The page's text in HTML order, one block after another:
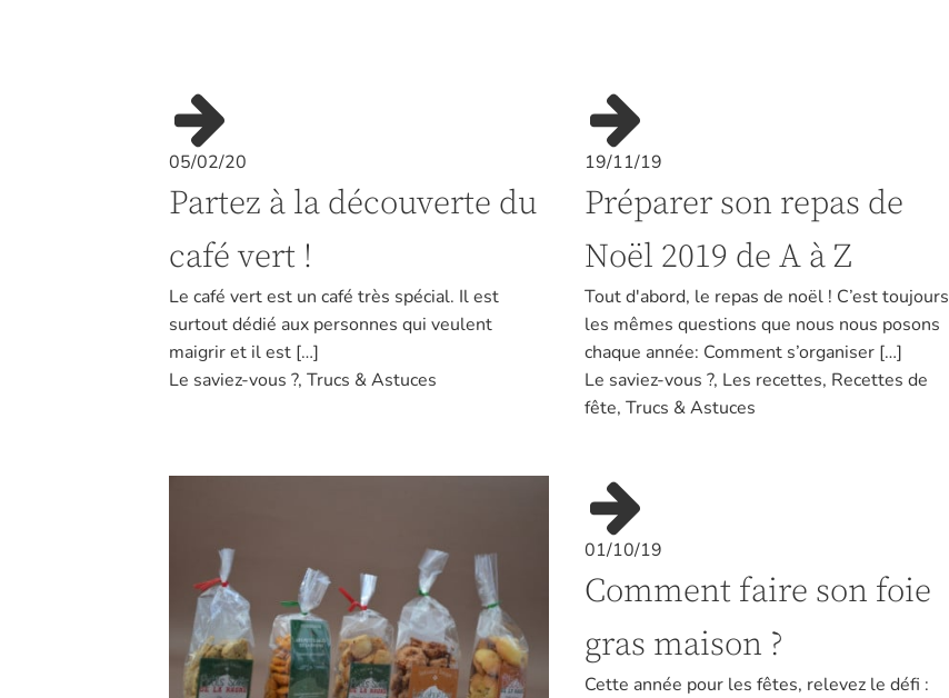
05/02/20
Partez à la découverte du
café vert !
Le café vert est un café très spécial. Il est
surtout dédié aux personnes qui veulent
maigrir et il est […]
Le saviez-vous ?, Trucs & Astuces
19/11/19
Préparer son repas de
Noël 2019 de A à Z
Tout d'abord, le repas de noël ! C’est toujours
les mêmes questions que nous nous posons
chaque année: Comment s’organiser […]
Le saviez-vous ?, Les recettes, Recettes de
fête, Trucs & Astuces
01/10/19
Comment faire son foie
gras maison ?
Cette année pour les fêtes, relevez le défi :